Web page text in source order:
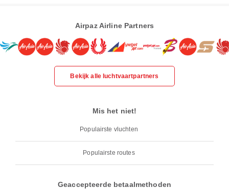
Airpaz Airline Partners
Bekijk alle luchtvaartpartners
Mis het niet!
Populairste vluchten
Populairste routes
Geaccepteerde betaalmethoden